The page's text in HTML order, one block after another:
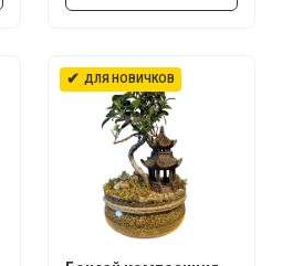
✔ ДЛЯ НОВИЧКОВ